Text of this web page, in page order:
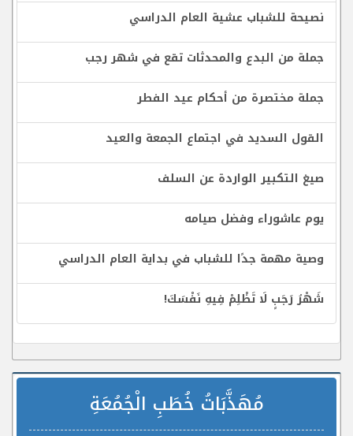
نصيحة للشباب عشية العام الدراسي
جملة من البدع والمحدثات تقع في شهر رجب
جملة مختصرة من أحكام عيد الفطر
القول السديد في اجتماع الجمعة والعيد
صيغ التكبير الواردة عن السلف
يوم عاشوراء وفضل صيامه
وصية مهمة جدًا للشباب في بداية العام الدراسي
شَهْرُ رَجَبٍ لَا تَظْلِمْ فِيهِ نَفْسَكَ!
مُهَذَّبَاتُ خُطَبِ الْجُمُعَةِ